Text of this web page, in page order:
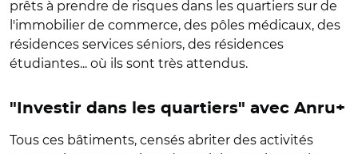
prêts à prendre de risques dans les quartiers sur de
l'immobilier de commerce, des pôles médicaux, des
résidences services séniors, des résidences
étudiantes... où ils sont très attendus.
"Investir dans les quartiers" avec Anru+
Tous ces bâtiments, censés abriter des activités